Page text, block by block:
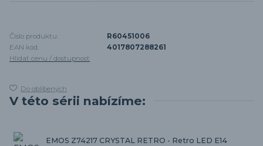
Číslo produktu:
R60451006
EAN kód:
4017807288261
Hlídat cenu / dostupnost
Do oblíbených
V této sérii nabízíme:
EMOS Z74217 CRYSTAL RETRO - Retro LED E14